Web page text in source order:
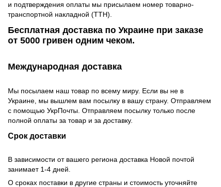
и подтверждения оплаты мы присылаем номер товарно-
транспортной накладной (ТТН).
Бесплатная доставка по Украине при заказе
от 5000 гривен одним чеком.
Международная доставка
Мы посылаем наш товар по всему миру. Если вы не в
Украине, мы вышлем вам посылку в вашу страну. Отправляем
с помощью УкрПочты. Отправляем посылку только после
полной оплаты за товар и за доставку.
Срок доставки
В зависимости от вашего региона доставка Новой почтой
занимает 1-4 дней.
О сроках поставки в другие страны и стоимость уточняйте